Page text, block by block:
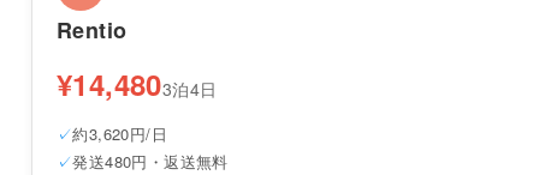
Rentio
¥14,4803泊4日
約3,620円/日
発送480円・返送無料